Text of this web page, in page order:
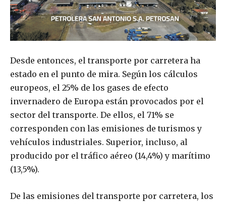
Desde entonces, el transporte por carretera ha
estado en el punto de mira. Según los cálculos
europeos, el 25% de los gases de efecto
invernadero de Europa están provocados por el
sector del transporte. De ellos, el 71% se
corresponden con las emisiones de turismos y
vehículos industriales. Superior, incluso, al
producido por el tráfico aéreo (14,4%) y marítimo
(13,5%).
De las emisiones del transporte por carretera, los